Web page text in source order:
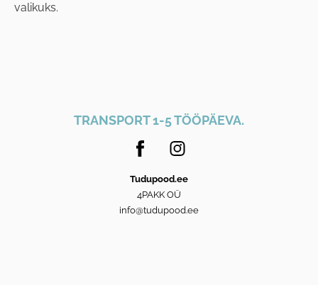
valikuks.
TRANSPORT 1-5 TÖÖPÄEVA.
Tudupood.ee
4PAKK OÜ
info@tudupood.ee